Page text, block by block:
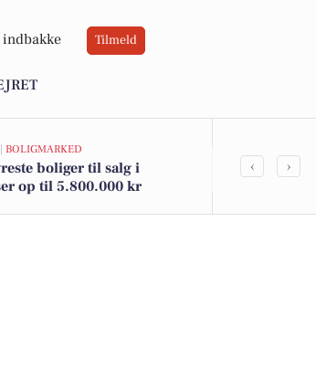
Tilmeld
BOLIGMARKED
boliger til salg i
op til 5.800.000 kr
Azaleavej
‹ ›